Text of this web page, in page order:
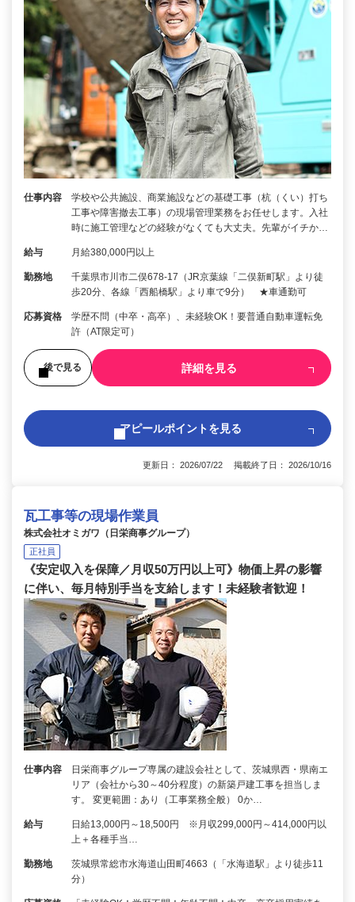
仕事内容
学校や公共施設、商業施設などの基礎工事（杭（くい）打ち
工事や障害撤去工事）の現場管理業務をお任せします。入社
時に施工管理などの経験がなくても大丈夫。先輩がイチか…
給与 月給380,000円以上
勤務地
千葉県市川市二俣678-17（JR京葉線「二俣新町駅」より徒
歩20分、各線「西船橋駅」より車で9分） ★車通勤可
応募資格
学歴不問（中卒・高卒）、未経験OK！要普通自動車運転免
許（AT限定可）
後で見る 詳細を見る
アピールポイントを見る
更新日： 2026/07/22 掲載終了日： 2026/10/16
瓦工事等の現場作業員
株式会社オミガワ（日栄商事グループ）
正社員
《安定収入を保障／月収50万円以上可》物価上昇の影響
に伴い、毎月特別手当を支給します！未経験者歓迎！
仕事内容
日栄商事グループ専属の建設会社として、茨城県西・県南エ
リア（会社から30～40分程度）の新築戸建工事を担当しま
す。 変更範囲：あり（工事業務全般） 0か…
給与
日給13,000円～18,500円 ※月収299,000円～414,000円以
上＋各種手当…
勤務地
茨城県常総市水海道山田町4663（「水海道駅」より徒歩11
分）